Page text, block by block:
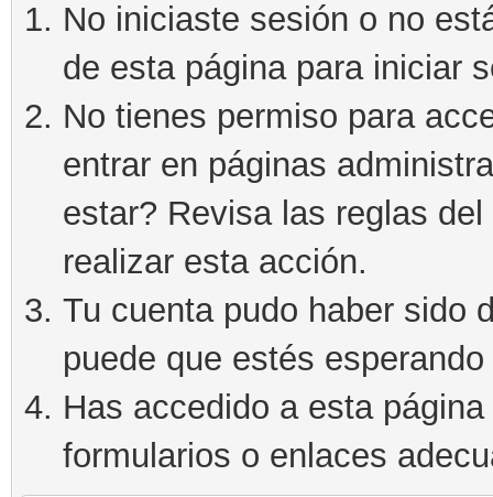
No iniciaste sesión o no
de esta página para iniciar
No tienes permiso para
entrar en páginas
estar? Revisa las reglas
realizar esta acción.
Tu cuenta pudo haber sido
puede que estés
Has accedido a esta
formularios o enlaces